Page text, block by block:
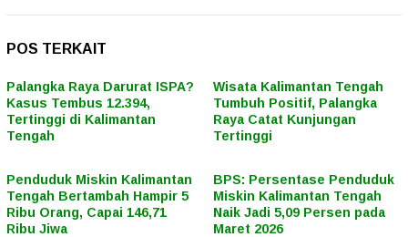
POS TERKAIT
Palangka Raya Darurat ISPA?
Kasus Tembus 12.394,
Tertinggi di Kalimantan
Tengah
Wisata Kalimantan Tengah
Tumbuh Positif, Palangka
Raya Catat Kunjungan
Tertinggi
Penduduk Miskin Kalimantan
Tengah Bertambah Hampir 5
Ribu Orang, Capai 146,71
Ribu Jiwa
BPS: Persentase Penduduk
Miskin Kalimantan Tengah
Naik Jadi 5,09 Persen pada
Maret 2026